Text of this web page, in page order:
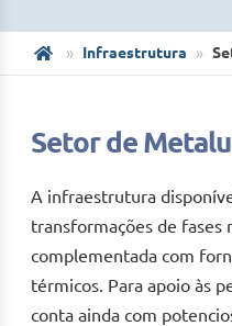
Infraestrutura
Setor de
A infraestrutura
transformações de fases
complementada com
térmicos. Para apoio às
conta ainda com